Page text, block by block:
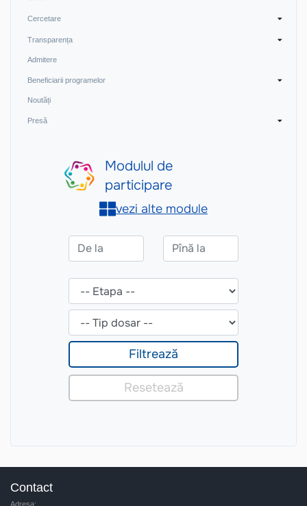
Cercetare
Transparența
Admitere
Beneficiarii programelor
Noutăți
Presă
Contact
Adresa: